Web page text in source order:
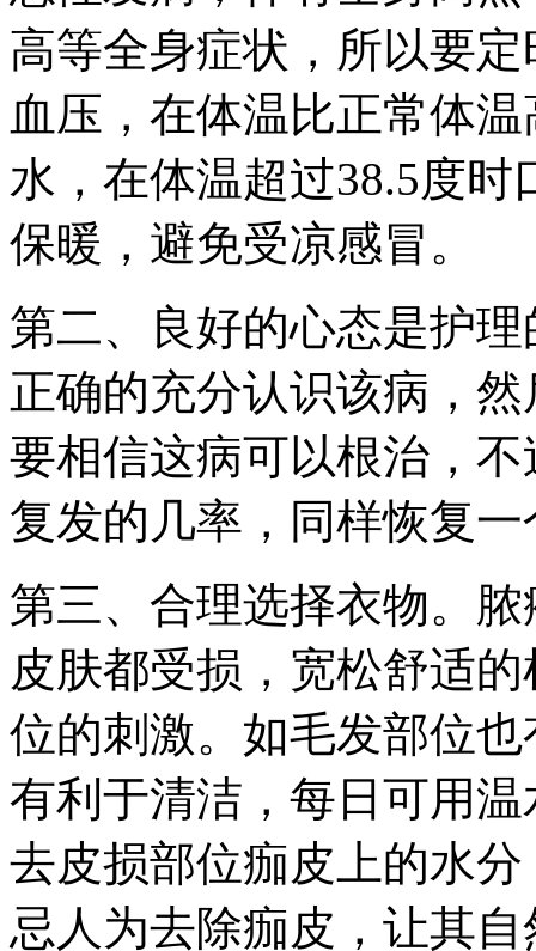
高等全身症状，所以要
血压，在体温比正常体
水，在体温超过38.5度
保暖，避免受凉感冒。
第二、良好的心态是护
正确的充分认识该病，
要相信这病可以根治，
复发的几率，同样恢复
第三、合理选择衣物。
皮肤都受损，宽松舒适
位的刺激。如毛发部位
有利于清洁，每日可用
去皮损部位痂皮上的水
忌人为去除痂皮，让其